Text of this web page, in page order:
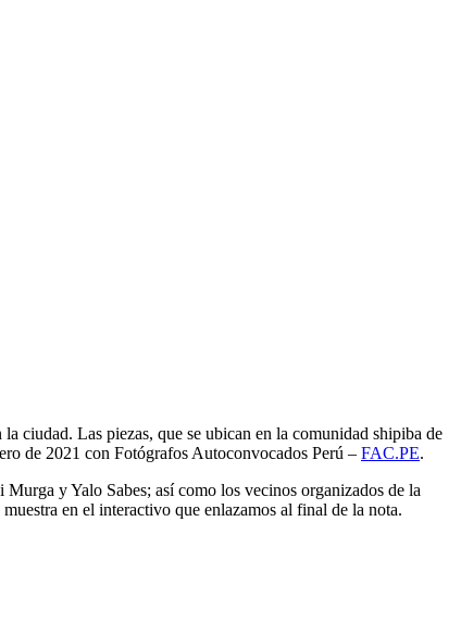
ciudad. Las piezas, que se ubican en la comunidad shipiba de
de 2021 con Fotógrafos Autoconvocados Perú – FAC.PE.
y Yalo Sabes; así como los vecinos organizados de la
en el interactivo que enlazamos al final de la nota.